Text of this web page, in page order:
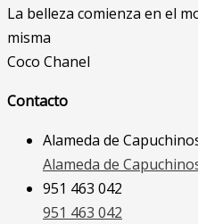
La belleza comienza en el
misma
Coco Chanel
Contacto
Alameda de
Alameda de
951 463 042
951 463 042